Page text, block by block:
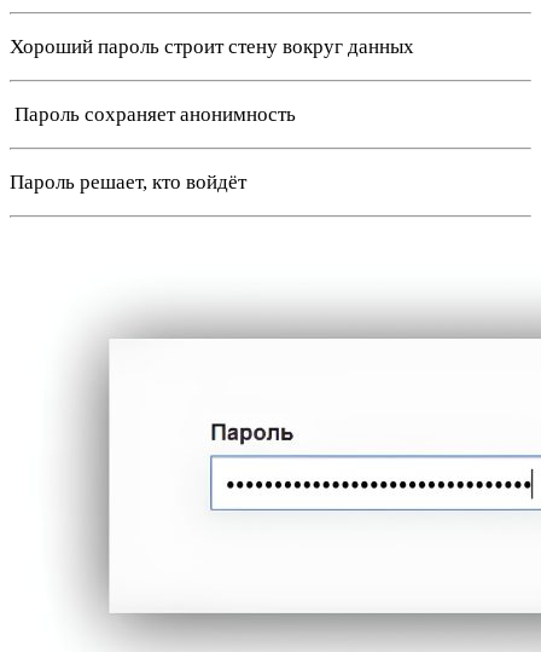
Хороший пароль строит стену вокруг данных
️ Пароль сохраняет анонимность
Пароль решает, кто войдёт